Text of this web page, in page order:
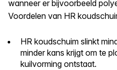
wanneer er bijvoorbeeld
Voordelen van HR
HR koudschuim slinkt
minder kans krijgt om te
kuilvorming ontstaat.